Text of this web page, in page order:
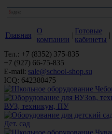
Главная |
О
компании
|
Готовые
кабинеты
|
Тел.: +7 (8352) 375-835
+7 (927) 66-75-835
E-mail: sale@school-shop.su
ICQ: 642380475
ВУЗ, техникум, ПУ
Дет. сад